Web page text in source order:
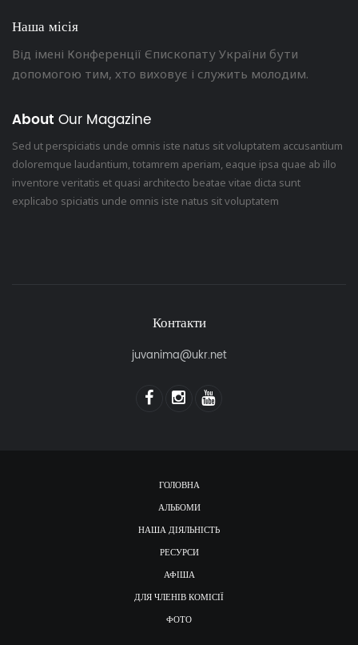
Наша місія
Від імені Конференції Єпископату України бути
допомогою тим, хто виховує і служить молодим.
About Our Magazine
Sed ut perspiciatis unde omnis iste natus sit voluptatem accusantium
doloremque laudantium, totamrem aperiam, eaque ipsa quae ab illo
inventore veritatis et quasi architecto beatae vitae dicta sunt
explicabo spiciatis unde omnis iste natus sit voluptatem
Контакти
juvanima@ukr.net
ГОЛОВНА
АЛЬБОМИ
НАША ДІЯЛЬНІСТЬ
РЕСУРСИ
АФІША
ДЛЯ ЧЛЕНІВ КОМІСІЇ
ФОТО